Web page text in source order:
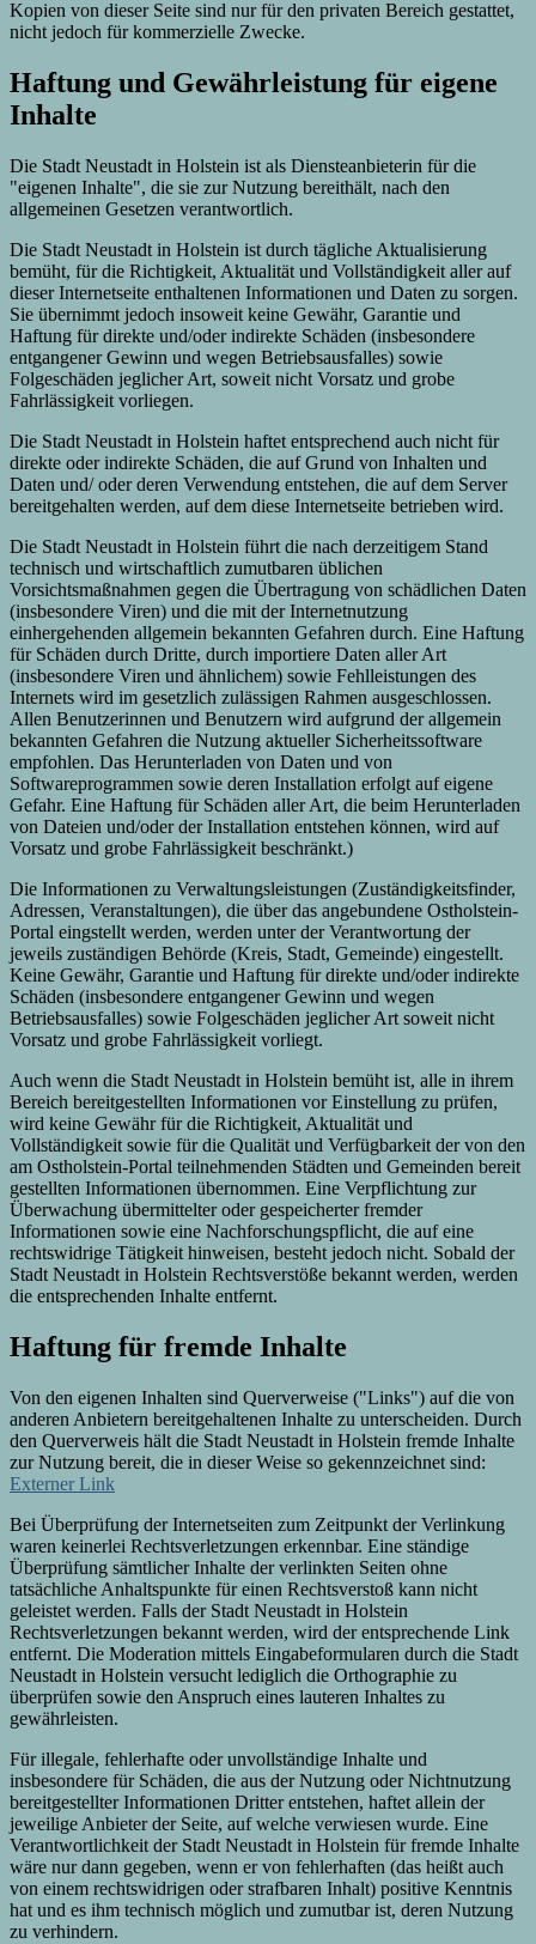
Kopien von dieser Seite sind nur für den privaten Bereich gestattet,
nicht jedoch für kommerzielle Zwecke.
Haftung und Gewährleistung für eigene
Inhalte
Die Stadt Neustadt in Holstein ist als Diensteanbieterin für die
"eigenen Inhalte", die sie zur Nutzung bereithält, nach den
allgemeinen Gesetzen verantwortlich.
Die Stadt Neustadt in Holstein ist durch tägliche Aktualisierung
bemüht, für die Richtigkeit, Aktualität und Vollständigkeit aller auf
dieser Internetseite enthaltenen Informationen und Daten zu sorgen.
Sie übernimmt jedoch insoweit keine Gewähr, Garantie und
Haftung für direkte und/oder indirekte Schäden (insbesondere
entgangener Gewinn und wegen Betriebsausfalles) sowie
Folgeschäden jeglicher Art, soweit nicht Vorsatz und grobe
Fahrlässigkeit vorliegen.
Die Stadt Neustadt in Holstein haftet entsprechend auch nicht für
direkte oder indirekte Schäden, die auf Grund von Inhalten und
Daten und/ oder deren Verwendung entstehen, die auf dem Server
bereitgehalten werden, auf dem diese Internetseite betrieben wird.
Die Stadt Neustadt in Holstein führt die nach derzeitigem Stand
technisch und wirtschaftlich zumutbaren üblichen
Vorsichtsmaßnahmen gegen die Übertragung von schädlichen Daten
(insbesondere Viren) und die mit der Internetnutzung
einhergehenden allgemein bekannten Gefahren durch. Eine Haftung
für Schäden durch Dritte, durch importiere Daten aller Art
(insbesondere Viren und ähnlichem) sowie Fehlleistungen des
Internets wird im gesetzlich zulässigen Rahmen ausgeschlossen.
Allen Benutzerinnen und Benutzern wird aufgrund der allgemein
bekannten Gefahren die Nutzung aktueller Sicherheitssoftware
empfohlen. Das Herunterladen von Daten und von
Softwareprogrammen sowie deren Installation erfolgt auf eigene
Gefahr. Eine Haftung für Schäden aller Art, die beim Herunterladen
von Dateien und/oder der Installation entstehen können, wird auf
Vorsatz und grobe Fahrlässigkeit beschränkt.)
Die Informationen zu Verwaltungsleistungen (Zuständigkeitsfinder,
Adressen, Veranstaltungen), die über das angebundene Ostholstein-
Portal eingstellt werden, werden unter der Verantwortung der
jeweils zuständigen Behörde (Kreis, Stadt, Gemeinde) eingestellt.
Keine Gewähr, Garantie und Haftung für direkte und/oder indirekte
Schäden (insbesondere entgangener Gewinn und wegen
Betriebsausfalles) sowie Folgeschäden jeglicher Art soweit nicht
Vorsatz und grobe Fahrlässigkeit vorliegt.
Auch wenn die Stadt Neustadt in Holstein bemüht ist, alle in ihrem
Bereich bereitgestellten Informationen vor Einstellung zu prüfen,
wird keine Gewähr für die Richtigkeit, Aktualität und
Vollständigkeit sowie für die Qualität und Verfügbarkeit der von den
am Ostholstein-Portal teilnehmenden Städten und Gemeinden bereit
gestellten Informationen übernommen. Eine Verpflichtung zur
Überwachung übermittelter oder gespeicherter fremder
Informationen sowie eine Nachforschungspflicht, die auf eine
rechtswidrige Tätigkeit hinweisen, besteht jedoch nicht. Sobald der
Stadt Neustadt in Holstein Rechtsverstöße bekannt werden, werden
die entsprechenden Inhalte entfernt.
Haftung für fremde Inhalte
Von den eigenen Inhalten sind Querverweise ("Links") auf die von
anderen Anbietern bereitgehaltenen Inhalte zu unterscheiden. Durch
den Querverweis hält die Stadt Neustadt in Holstein fremde Inhalte
zur Nutzung bereit, die in dieser Weise so gekennzeichnet sind:
Externer Link
Bei Überprüfung der Internetseiten zum Zeitpunkt der Verlinkung
waren keinerlei Rechtsverletzungen erkennbar. Eine ständige
Überprüfung sämtlicher Inhalte der verlinkten Seiten ohne
tatsächliche Anhaltspunkte für einen Rechtsverstoß kann nicht
geleistet werden. Falls der Stadt Neustadt in Holstein
Rechtsverletzungen bekannt werden, wird der entsprechende Link
entfernt. Die Moderation mittels Eingabeformularen durch die Stadt
Neustadt in Holstein versucht lediglich die Orthographie zu
überprüfen sowie den Anspruch eines lauteren Inhaltes zu
gewährleisten.
Für illegale, fehlerhafte oder unvollständige Inhalte und
insbesondere für Schäden, die aus der Nutzung oder Nichtnutzung
bereitgestellter Informationen Dritter entstehen, haftet allein der
jeweilige Anbieter der Seite, auf welche verwiesen wurde. Eine
Verantwortlichkeit der Stadt Neustadt in Holstein für fremde Inhalte
wäre nur dann gegeben, wenn er von fehlerhaften (das heißt auch
von einem rechtswidrigen oder strafbaren Inhalt) positive Kenntnis
hat und es ihm technisch möglich und zumutbar ist, deren Nutzung
zu verhindern.